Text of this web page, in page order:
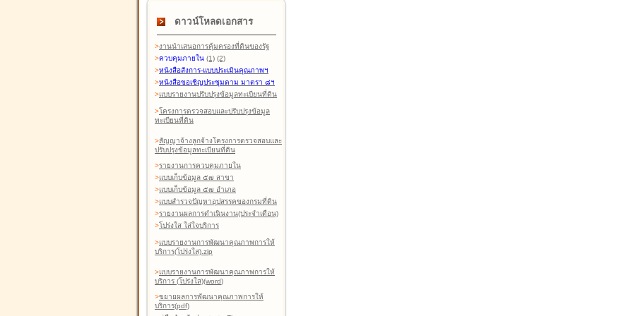
ดาวน์โหลดเอกสาร
>งานนำเสนอการคุ้มครองที่ดินของรัฐ
>ควบคุมภายใน (1) (2)
>หนังสือสังการ-แบบประเมินคุณภาพฯ
>หนังสือขอเชิญประชุมตาม มาตรา ๘ฯ
>แบบรายงานปรับปรุงข้อมูลทะเบียนที่ดิน
>โครงการตรวจสอบและปรับปรุงข้อมูล
ทะเบียนที่ดิน
>สัญญาจ้างลูกจ้างโครงการตรวจสอบและ
ปรับปรุงข้อมูลทะเบียนที่ดิน
>รายงานการควบคุมภายใน
>แบบเก็บข้อมูล ๕๗ สาขา
>แบบเก็บข้อมูล ๕๗ อำเภอ
>แบบสำรวจปัญหาอุปสรรคของกรมที่ดิน
>รายงานผลการดำเนินงาน(ประจำเดือน)
>โปร่งใส ใส่ใจบริการ
>แบบรายงานการพัฒนาคุณภาพการให้
บริการ(โปร่งใส).zip
>แบบรายงานการพัฒนาคุณภาพการให้
บริการ (โปร่งใส)(word)
>ขยายผลการพัฒนาคุณภาพการให้
บริการ(pdf)